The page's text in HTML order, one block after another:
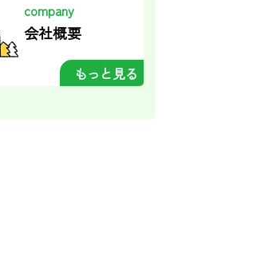
company
会社概要
もっと見る